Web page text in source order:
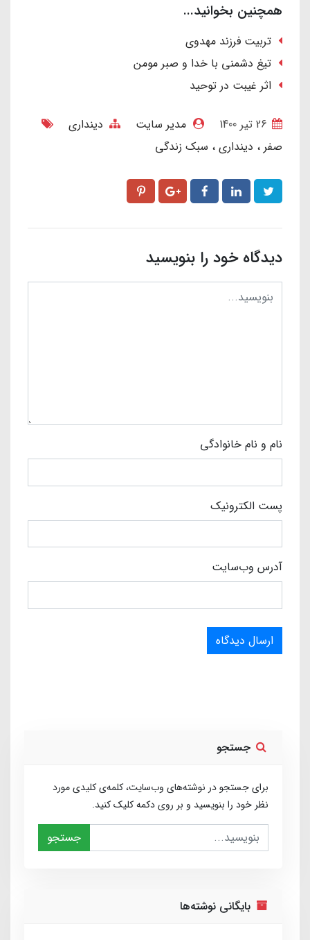
همچنین بخوانید...
تربیت فرزند مهدوی
تیغ دشمنی با خدا و صبر مومن
اثر غیبت در توحید
مدیر سایت
دینداری
صفر
دینداری سبک زندگی
دیدگاه خود را بنویسید
نام و نام خانوادگی
پست الکترونیک
آدرس وب‌سایت
ارسال دیدگاه
جستجو
برای جستجو در نوشته‌های وب‌سایت، کلمه‌ی کلیدی مورد
نظر خود را بنویسید و بر روی دکمه کلیک کنید.
جستجو
بایگانی نوشته‌ها